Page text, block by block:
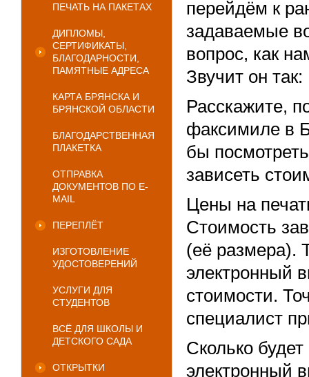
ПЕЧАТЬ НА ПАКЕТАХ
ДИПЛОМЫ,
СЕРТИФИКАТЫ,
БЛАГОДАРНОСТИ,
ПАМЯТНЫЕ АДРЕСА
КАРТА БРЯНСКА И
БРЯНСКОЙ ОБЛАСТИ
БЛАГОДАРСТВЕННАЯ
ПЛАКЕТКА
ОТПРАВКА
ДОКУМЕНТОВ ПО E-
MAIL
ПЕРЕПЛЁТ
ИЗГОТОВЛЕНИЕ
УДОСТОВЕРЕНИЙ
УСЛУГИ ДЛЯ
СТУДЕНТОВ
ВСЁ ДЛЯ ШКОЛЫ И
ДЕТСКОГО САДА
ОТКРЫТКИ
перейдём к
задаваемые
вопрос, как
Звучит он так:
Расскажите,
факсимиле в
бы
зависеть
Цены на
Стоимость
(её размера).
электронный
стоимости.
специалист
Сколько
электронный